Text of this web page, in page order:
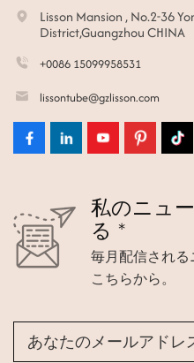
Lisson Mansion , No.2-36
District,Guangzhou CHINA
+0086 15099958531
lissontube@gzlisson.com
私のニュ
る *
毎月配信され
こちらから。